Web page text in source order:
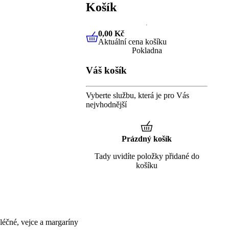
vejce a margaríny
Košík
0,00 KčAktuální cena košíku
0,00 Kč
Aktuální cena košíku
Pokladna
Váš košík
Vyberte službu, která je pro Vás
nejvhodnější
Prázdný košík
Tady uvidíte položky přidané do
košíku